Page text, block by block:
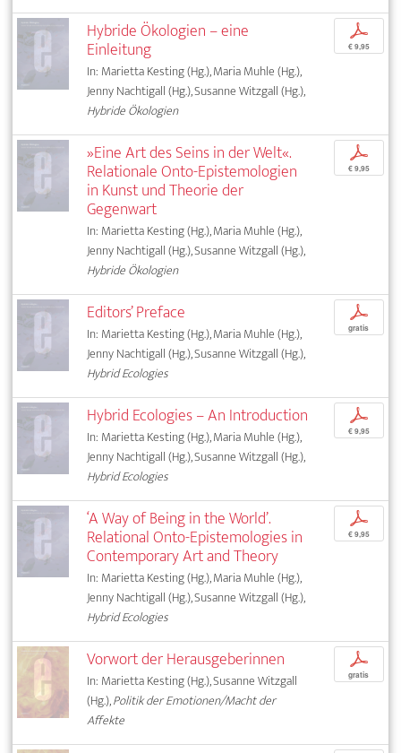
Hybride Ökologien – eine
Einleitung
In: Marietta Kesting (Hg.), Maria Muhle (Hg.),
Jenny Nachtigall (Hg.), Susanne Witzgall (Hg.),
Hybride Ökologien
p
€ 9,95
»Eine Art des Seins in der Welt«.
Relationale Onto-Epistemologien
in Kunst und Theorie der
Gegenwart
In: Marietta Kesting (Hg.), Maria Muhle (Hg.),
Jenny Nachtigall (Hg.), Susanne Witzgall (Hg.),
Hybride Ökologien
p
€ 9,95
Editors’ Preface
In: Marietta Kesting (Hg.), Maria Muhle (Hg.),
Jenny Nachtigall (Hg.), Susanne Witzgall (Hg.),
Hybrid Ecologies
p
gratis
Hybrid Ecologies – An Introduction
In: Marietta Kesting (Hg.), Maria Muhle (Hg.),
Jenny Nachtigall (Hg.), Susanne Witzgall (Hg.),
Hybrid Ecologies
p
€ 9,95
‘A Way of Being in the World’.
Relational Onto-Epistemologies in
Contemporary Art and Theory
In: Marietta Kesting (Hg.), Maria Muhle (Hg.),
Jenny Nachtigall (Hg.), Susanne Witzgall (Hg.),
Hybrid Ecologies
p
€ 9,95
Vorwort der Herausgeberinnen
In: Marietta Kesting (Hg.), Susanne Witzgall
(Hg.),Politik der Emotionen/Macht der
Affekte
p
gratis